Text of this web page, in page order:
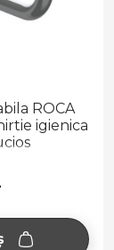
ROCA
igienica